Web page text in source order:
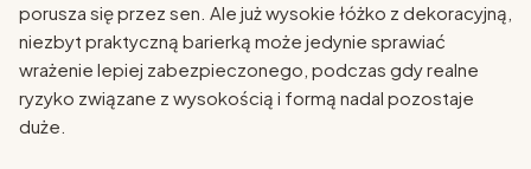
porusza się przez sen. Ale już wysokie łóżko z dekoracyjną,
niezbyt praktyczną barierką może jedynie sprawiać
wrażenie lepiej zabezpieczonego, podczas gdy realne
ryzyko związane z wysokością i formą nadal pozostaje
duże.